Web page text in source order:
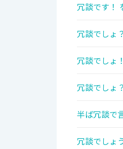
冗談です！
冗談でしょ
冗談でしょ
冗談でしょ
半ば冗談で
冗談でしょ